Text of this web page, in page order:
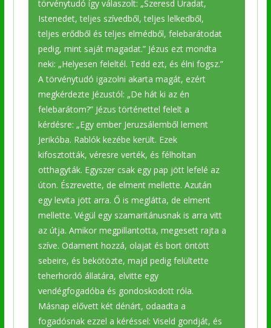
törvénytudó így válaszolt: „Szeresd Uradat,
Istenedet, teljes szívedből, teljes lelkedből,
teljes erődből és teljes elmédből, felebarátodat
pedig, mint saját magadat.” Jézus ezt mondta
neki: „Helyesen feleltél. Tedd ezt, és élni fogsz.”
A törvénytudó igazolni akarta magát, ezért
megkérdezte Jézustól: „De hát ki az én
felebarátom?” Jézus történettel felelt a
kérdésre: „Egy ember Jeruzsálemből lement
Jerikóba. Rablók kezébe került. Ezek
kifosztották, véresre verték, és félholtan
otthagyták. Egyszer csak egy pap jött lefelé az
úton. Észrevette, de elment mellette. Azután
egy levita jött arra. Ő is meglátta, de elment
mellette. Végül egy szamaritánusnak is arra vitt
az útja. Amikor megpillantotta, megesett rajta a
szíve. Odament hozzá, olajat és bort öntött
sebeire, és bekötözte, majd pedig felültette
teherhordó állatára, elvitte egy
vendégfogadóba és gondoskodott róla.
Másnap elővett két dénárt, odaadta a
fogadósnak ezzel a kéréssel: Viseld gondját, és